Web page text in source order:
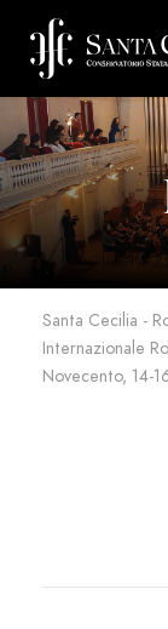
Santa Cecilia -
Internazionale
Novecento, 14-